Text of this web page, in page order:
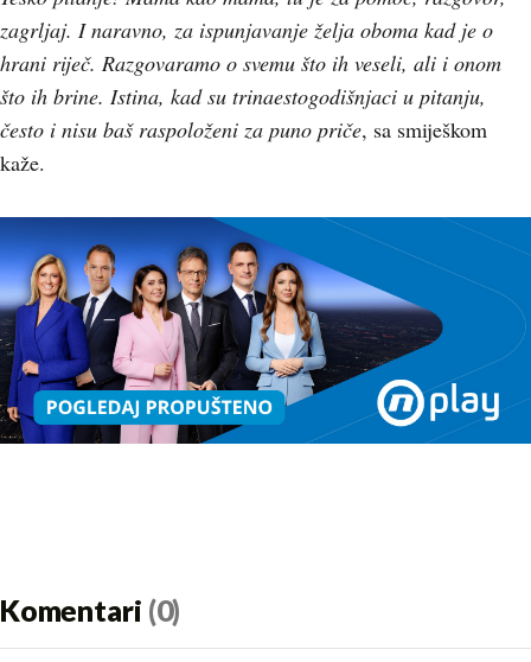
zagrljaj. I naravno, za ispunjavanje želja oboma kad je o
hrani riječ. Razgovaramo o svemu što ih veseli, ali i onom
što ih brine. Istina, kad su trinaestogodišnjaci u pitanju,
često i nisu baš raspoloženi za puno priče, sa smiješkom
kaže.
Komentari (0)